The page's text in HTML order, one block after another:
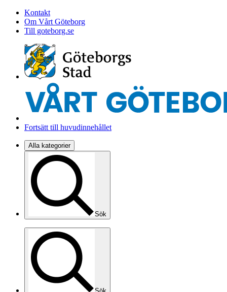
Kontakt
Om Vårt Göteborg
Till goteborg.se
Fortsätt till huvudinnehållet
Alla kategorier
Sök